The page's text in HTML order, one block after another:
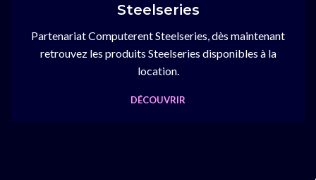
Steelseries
Partenariat Computerent Steelseries, dès maintenant
retrouvez les produits Steelseries disponibles à la
location.
DÉCOUVRIR